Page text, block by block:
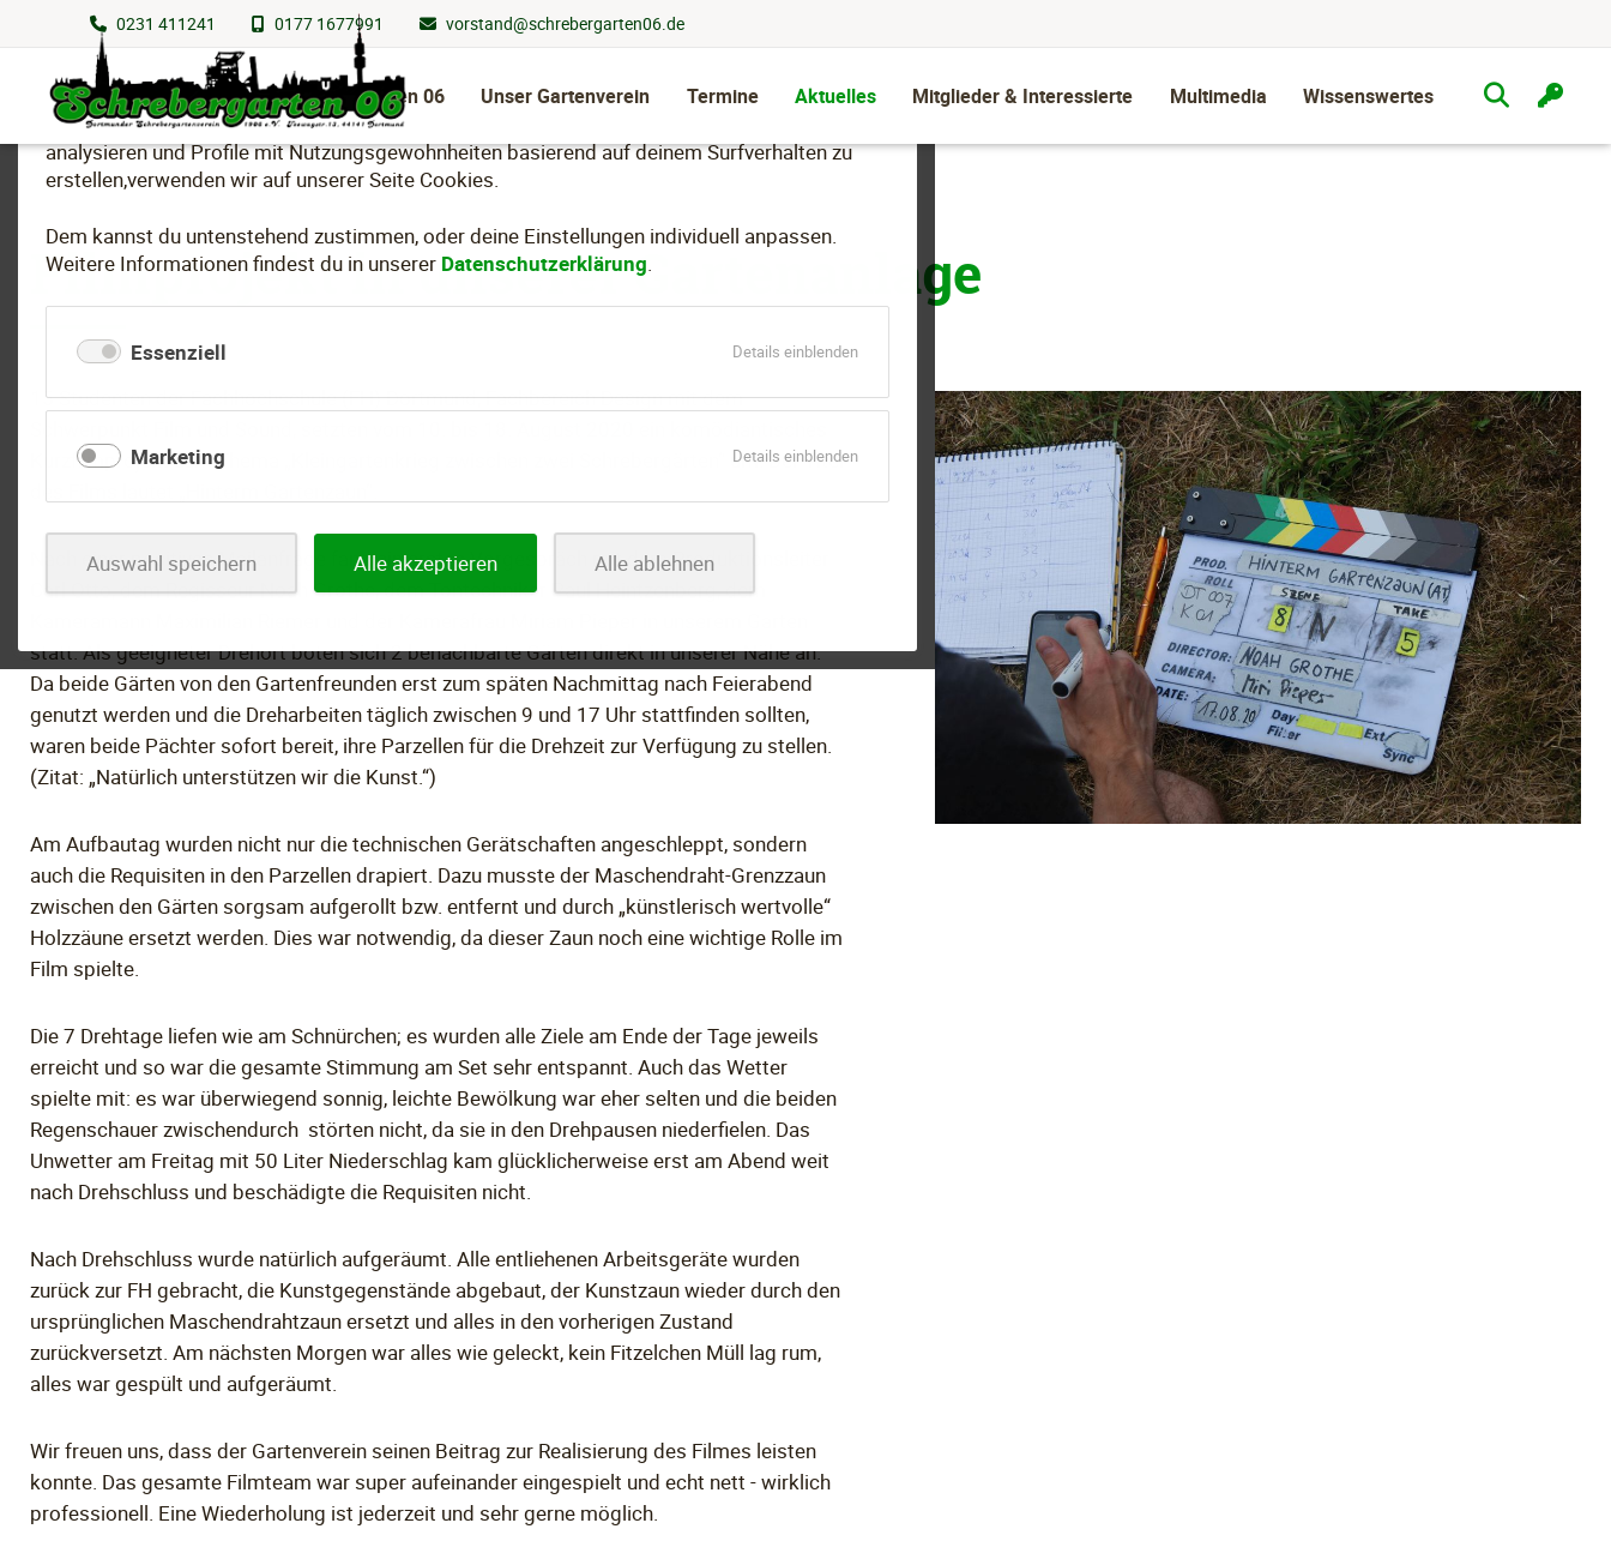
Wir nutzen Cookies
Um essenzielle Funktionen dieser Webseite bereitzustellen, dein Nutzungsverhalten zu
analysieren und Profile mit Nutzungsgewohnheiten basierend auf deinem Surfverhalten zu
erstellen,verwenden wir auf unserer Seite Cookies.
Dem kannst du untenstehend zustimmen, oder deine Einstellungen individuell anpassen.
Weitere Informationen findest du in unserer Datenschutzerklärung.
Essenziell Details einblendenfür
Marketing Details einblendenfür
Auswahl speichern Alle akzeptieren Alle ablehnen
0231 411241 0177 1677991 vorstand@schrebergarten06.de
Schrebergarten 06 Unser Gartenverein Termine Aktuelles Mitglieder & Interessierte Multimedia Wissenswertes
Navigation
überspringen
Filmprojekt in unserer Gartenanlage
15 Studenten der Fachhochschule (FH) Dortmund, Fachbereich Design mit dem
Kurzfilmprojekt zum Thema „Kleingartenkrieg zwischen zwei Schrebergärten“ um. Der Titel
Nach einer positiven Mailanfrage fand ein erstes Vorgespräch mit dem Produktionsleiter
Carl Otto, dem Regisseur Noah Grothe, dem Tontechniker Paul Heintzenberg, dem
statt. Als geeigneter Drehort boten sich 2 benachbarte Gärten direkt in unserer Nähe an.
Da beide Gärten von den Gartenfreunden erst zum späten Nachmittag nach Feierabend
genutzt werden und die Dreharbeiten täglich zwischen 9 und 17 Uhr stattfinden sollten,
waren beide Pächter sofort bereit, ihre Parzellen für die Drehzeit zur Verfügung zu stellen.
(Zitat: „Natürlich unterstützen wir die Kunst.“)
Am Aufbautag wurden nicht nur die technischen Gerätschaften angeschleppt, sondern
auch die Requisiten in den Parzellen drapiert. Dazu musste der Maschendraht-Grenzzaun
zwischen den Gärten sorgsam aufgerollt bzw. entfernt und durch „künstlerisch wertvolle“
Holzzäune ersetzt werden. Dies war notwendig, da dieser Zaun noch eine wichtige Rolle im
Film spielte.
Die 7 Drehtage liefen wie am Schnürchen; es wurden alle Ziele am Ende der Tage jeweils
erreicht und so war die gesamte Stimmung am Set sehr entspannt. Auch das Wetter
spielte mit: es war überwiegend sonnig, leichte Bewölkung war eher selten und die beiden
Regenschauer zwischendurch störten nicht, da sie in den Drehpausen niederfielen. Das
Unwetter am Freitag mit 50 Liter Niederschlag kam glücklicherweise erst am Abend weit
nach Drehschluss und beschädigte die Requisiten nicht.
Nach Drehschluss wurde natürlich aufgeräumt. Alle entliehenen Arbeitsgeräte wurden
zurück zur FH gebracht, die Kunstgegenstände abgebaut, der Kunstzaun wieder durch den
ursprünglichen Maschendrahtzaun ersetzt und alles in den vorherigen Zustand
zurückversetzt. Am nächsten Morgen war alles wie geleckt, kein Fitzelchen Müll lag rum,
alles war gespült und aufgeräumt.
Wir freuen uns, dass der Gartenverein seinen Beitrag zur Realisierung des Filmes leisten
konnte. Das gesamte Filmteam war super aufeinander eingespielt und echt nett - wirklich
professionell. Eine Wiederholung ist jederzeit und sehr gerne möglich.